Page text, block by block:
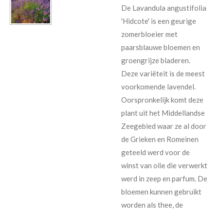
De Lavandula angustifolia
'Hidcote' is een geurige
zomerbloeier met
paarsblauwe bloemen en
groengrijze bladeren.
Deze variëteit is de meest
voorkomende lavendel.
Oorspronkelijk komt deze
plant uit het Middellandse
Zeegebied waar ze al door
de Grieken en Romeinen
geteeld werd voor de
winst van olie die verwerkt
werd in zeep en parfum. De
bloemen kunnen gebruikt
worden als thee, de